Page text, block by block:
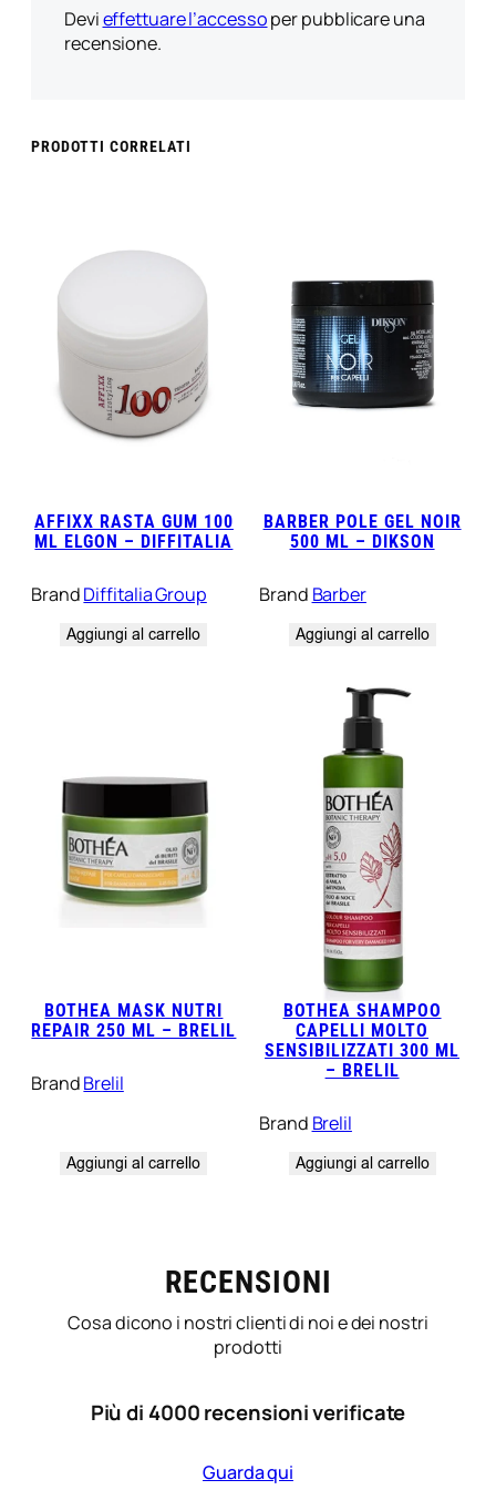
Devieffettuare l’accessoper pubblicare una
recensione.
PRODOTTI CORRELATI
AFFIXX RASTA GUM 100
ML ELGON – DIFFITALIA
BrandDiffitalia Group
Aggiungi al carrello
BARBER POLE GEL NOIR
500 ML – DIKSON
Brand Barber
Aggiungi al carrello
BOTHEA MASK NUTRI
REPAIR 250 ML – BRELIL
BrandBrelil
Aggiungi al carrello
BOTHEA SHAMPOO
CAPELLI MOLTO
SENSIBILIZZATI 300 ML
– BRELIL
Brand Brelil
Aggiungi al carrello
RECENSIONI
Cosa dicono i nostri clienti di noi e dei nostri
prodotti
Più di 4000 recensioni verificate
Guarda qui